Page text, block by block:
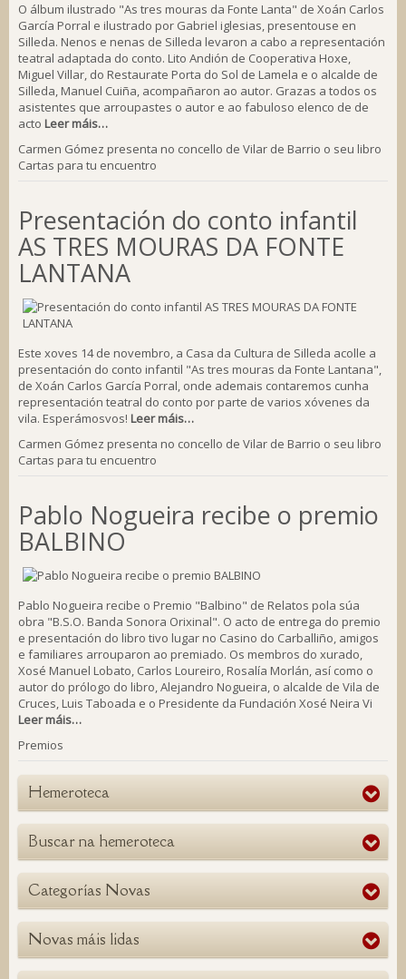
O álbum ilustrado "As tres mouras da Fonte Lanta" de Xoán Carlos
García Porral e ilustrado por Gabriel iglesias, presentouse en
Silleda. Nenos e nenas de Silleda levaron a cabo a representación
teatral adaptada do conto. Lito Andión de Cooperativa Hoxe,
Miguel Villar, do Restaurate Porta do Sol de Lamela e o alcalde de
Silleda, Manuel Cuiña, acompañaron ao autor. Grazas a todos os
asistentes que arroupastes o autor e ao fabuloso elenco de de
acto Leer máis…
Carmen Gómez presenta no concello de Vilar de Barrio o seu libro
Cartas para tu encuentro
Presentación do conto infantil
AS TRES MOURAS DA FONTE
LANTANA
Este xoves 14 de novembro, a Casa da Cultura de Silleda acolle a
presentación do conto infantil "As tres mouras da Fonte Lantana",
de Xoán Carlos García Porral, onde ademais contaremos cunha
representación teatral do conto por parte de varios xóvenes da
vila. Esperámosvos! Leer máis…
Carmen Gómez presenta no concello de Vilar de Barrio o seu libro
Cartas para tu encuentro
Pablo Nogueira recibe o premio
BALBINO
Pablo Nogueira recibe o Premio "Balbino" de Relatos pola súa
obra "B.S.O. Banda Sonora Orixinal". O acto de entrega do premio
e presentación do libro tivo lugar no Casino do Carballiño, amigos
e familiares arrouparon ao premiado. Os membros do xurado,
Xosé Manuel Lobato, Carlos Loureiro, Rosalía Morlán, así como o
autor do prólogo do libro, Alejandro Nogueira, o alcalde de Vila de
Cruces, Luis Taboada e o Presidente da Fundación Xosé Neira Vi
Leer máis…
Premios
Hemeroteca
Buscar na hemeroteca
Categorías Novas
Novas máis lidas